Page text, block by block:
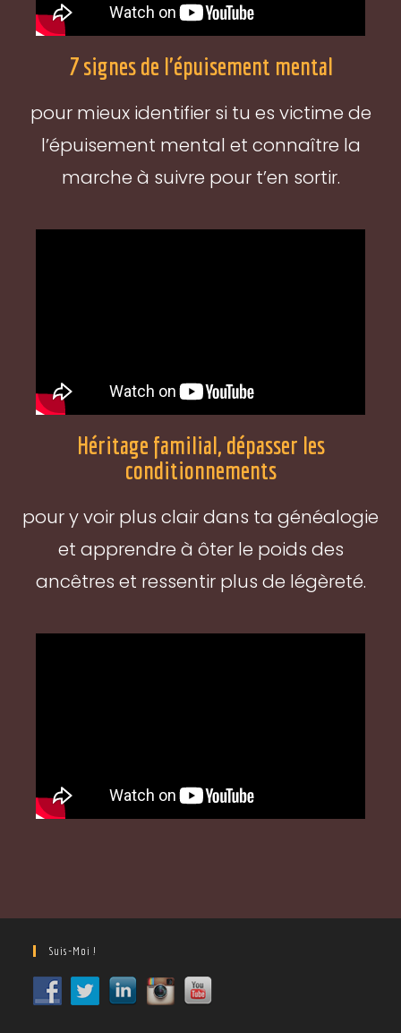
7 signes de l'épuisement mental
pour mieux identifier si tu es victime de
l’épuisement mental et connaître la
marche à suivre pour t’en sortir.
Héritage familial, dépasser les
conditionnements
pour y voir plus clair dans ta généalogie
et apprendre à ôter le poids des
ancêtres et ressentir plus de légèreté.
Suis-Moi !